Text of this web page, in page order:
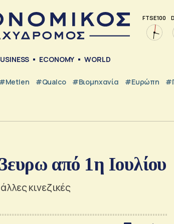
FTSE 100
ECONOMY WORLD
#metlen #Qualco #Βιομηχανία #Ευρώπη
από 1η Ιουλίου
κινεζικές